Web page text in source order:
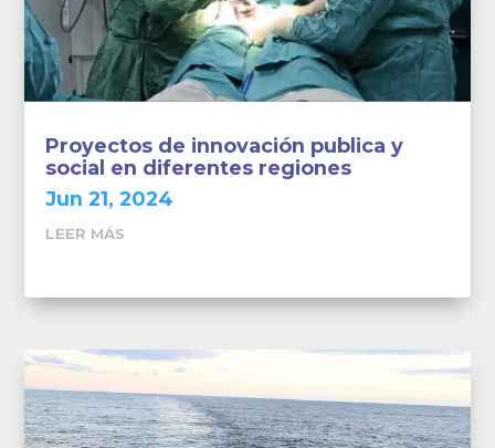
Proyectos de innovación publica y
social en diferentes regiones
Jun 21, 2024
LEER MÁS